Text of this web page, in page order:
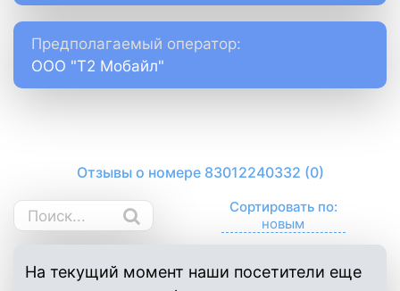
Предполагаемый оператор:
ООО "Т2 Мобайл"
Отзывы о номере 83012240332 (0)
Сортировать по:
На текущий момент наши посетители еще